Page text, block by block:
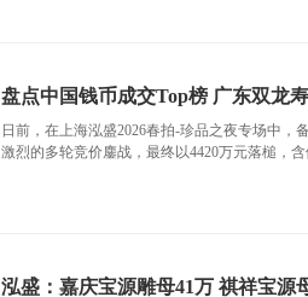
盘点中国钱币成交Top榜 广东双龙
日前，在上海泓盛2026春拍-珍品之夜专场中
激烈的多轮竞价鏖战，最终以4420万元落槌，
泓盛：嘉庆宝源雕母41万 祺祥宝源